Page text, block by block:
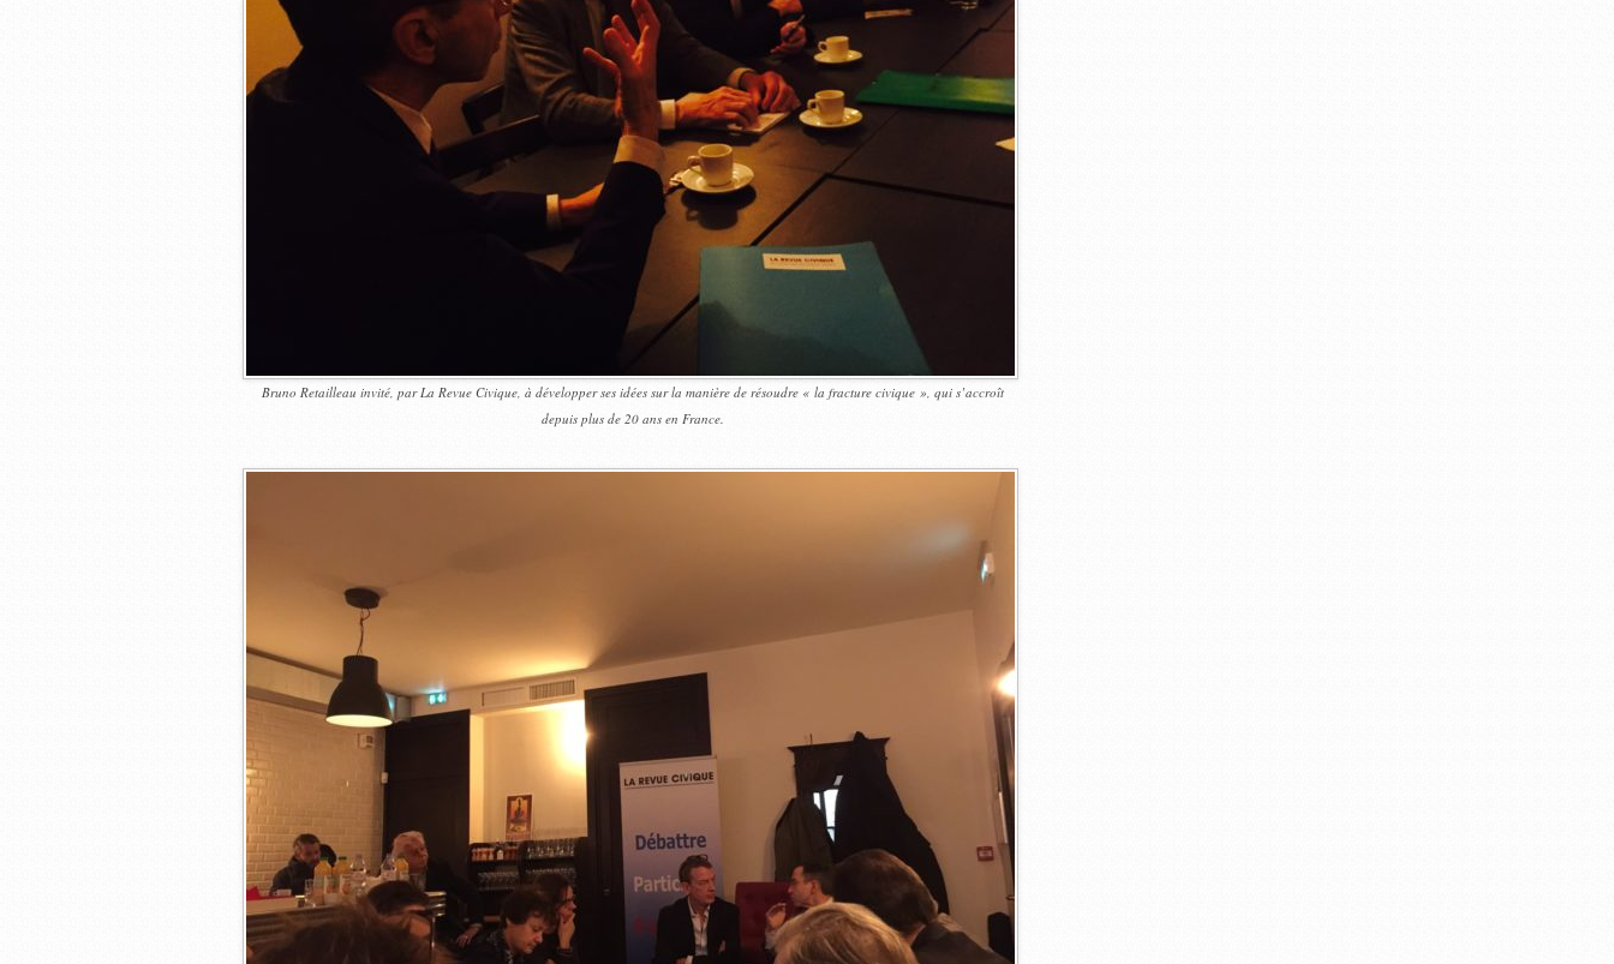
Bruno Retailleau invité, parLa Revue Civique, à développer ses idées sur la manière de résoudre « la fracture civique », qui s’accroît
depuis plus de 20 ans en France.